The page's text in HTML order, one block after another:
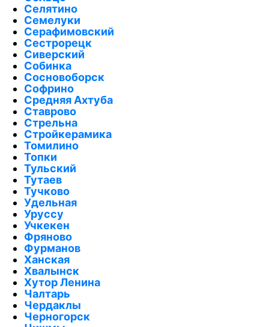
Селятино
Семелуки
Серафимовский
Сестрорецк
Сиверский
Собинка
Сосновоборск
Софрино
Средняя Ахтуба
Ставрово
Стрельна
Стройкерамика
Томилино
Топки
Тульский
Тутаев
Тучково
Удельная
Уруссу
Учкекен
Фряново
Фурманов
Ханская
Хвалынск
Хутор Ленина
Чалтарь
Чердаклы
Черногорск